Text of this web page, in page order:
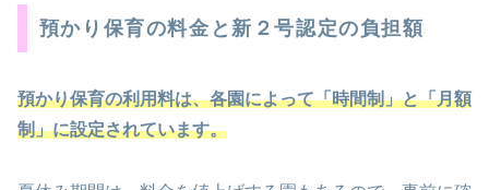
預かり保育の料金と新２号認定の負担額
預かり保育の利用料は、各園によって「時間制」と「月額
制」に設定されています。